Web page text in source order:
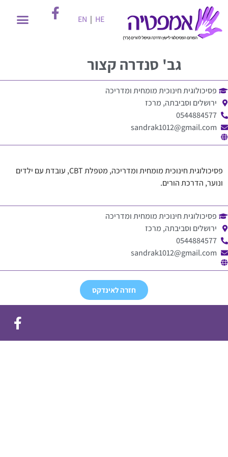
EN | HE
גב' סנדרה קצור
פסיכולוגית חינוכית מומחית ומדריכה
ירושלים וסביבתה, מרכז
0544884577
sandrak1012@gmail.com
פסיכולוגית חינוכית מומחית ומדריכה, מטפלת CBT, עובדת עם ילדים
ונוער, הדרכת הורים.
פסיכולוגית חינוכית מומחית ומדריכה
ירושלים וסביבתה, מרכז
0544884577
sandrak1012@gmail.com
חזרה לאינדקס